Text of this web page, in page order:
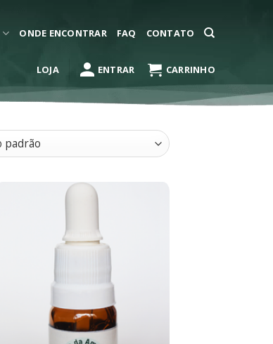
ONDE ENCONTRAR FAQ CONTATO
LOJA ENTRAR CARRINHO